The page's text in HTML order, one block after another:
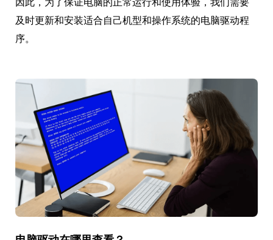
及时更新和安装适合自己机型和操作系统的电脑驱动程
序。